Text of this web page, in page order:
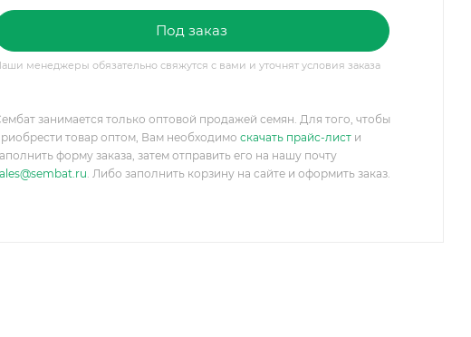
Под заказ
менеджеры обязательно свяжутся с вами и уточнят условия заказа
занимается только оптовой продажей семян. Для того, чтобы
товар оптом, Вам необходимо скачать прайс-лист и
форму заказа, затем отправить его на нашу почту
. Либо заполнить корзину на сайте и оформить заказ.